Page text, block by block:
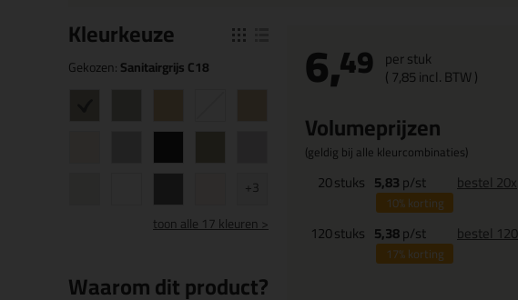
Kleurkeuze
Gekozen:Sanitairgrijs C18
+3
toonalle 17 kleuren >
Waarom dit product?
6,49 per stuk
(7,85incl. BTW )
Volumeprijzen
(geldig bij alle kleurcombinaties)
20stuks 5,83p/st
10%korting
bestel 20x
120stuks 5,38p/st
17%korting
bestel